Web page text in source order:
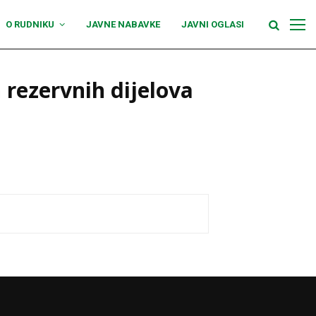
O RUDNIKU JAVNE NABAVKE JAVNI OGLASI
rezervnih dijelova